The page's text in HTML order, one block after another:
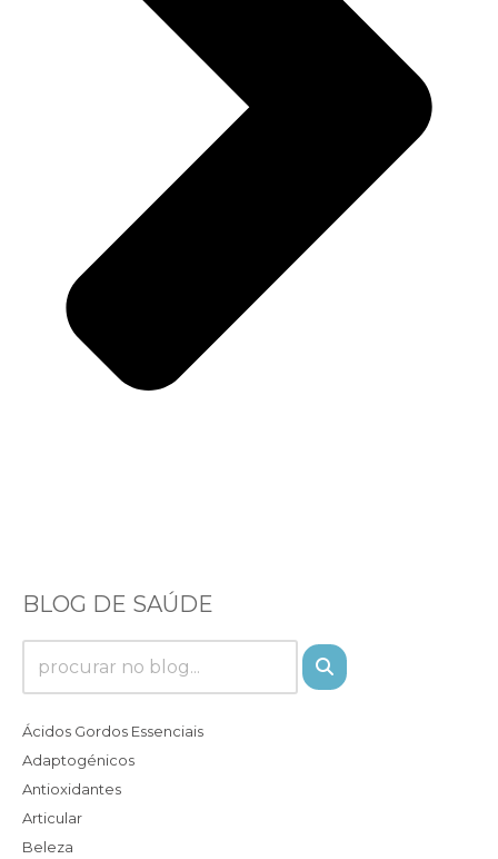
BLOG DE SAÚDE
Ácidos Gordos Essenciais
Adaptogénicos
Antioxidantes
Articular
Beleza